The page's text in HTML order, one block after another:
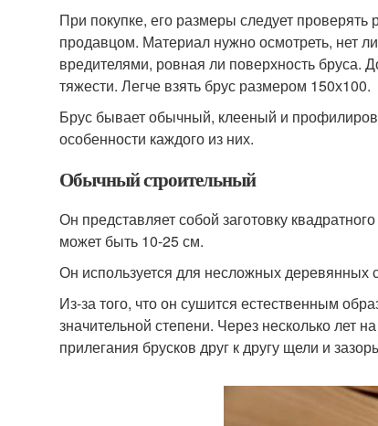
При покупке, его размеры следует
продавцом. Материал нужно осмотреть, нет
вредителями, ровная ли поверхность бруса.
тяжести. Легче взять брус размером 150х100.
Брус бывает обычный, клееный и
особенности каждого из них.
Обычный строительный
Он представляет собой заготовку
может быть 10-25 см.
Он используется для несложных деревянных
Из-за того, что он сушится естественным
значительной степени. Через несколько
прилегания брусков друг к другу щели и